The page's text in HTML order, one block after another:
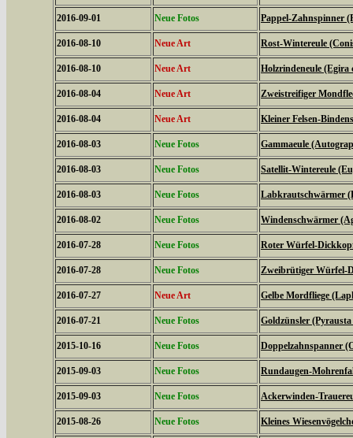
2016-09-01 Neue Fotos Pappel-Zahnspinner
2016-08-10 Neue Art Rost-Wintereule
2016-08-10 Neue Art Holzrindeneule (Egira
2016-08-04 Neue Art Zweistreifiger
2016-08-04 Neue Art Kleiner Felsen-
2016-08-03 Neue Fotos Gammaeule
2016-08-03 Neue Fotos Satellit-Wintereule
2016-08-03 Neue Fotos Labkrautschwärmer
2016-08-02 Neue Fotos Windenschwärmer
2016-07-28 Neue Fotos Roter Würfel-
2016-07-28 Neue Fotos Zweibrütiger Würfel-
2016-07-27 Neue Art Gelbe Mordfliege
2016-07-21 Neue Fotos Goldzünsler
2015-10-16 Neue Fotos Doppelzahnspanner
2015-09-03 Neue Fotos Rundaugen-
2015-09-03 Neue Fotos Ackerwinden-
2015-08-26 Neue Fotos Kleines